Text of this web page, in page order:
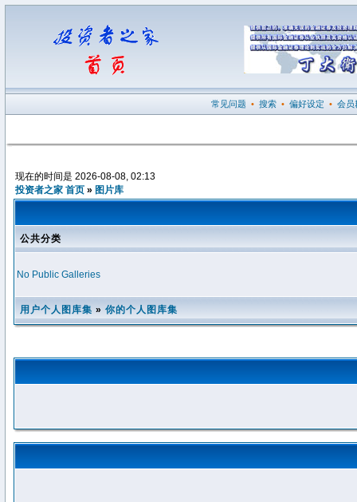
常见问题 • 搜索 • 偏好设定 • 会员
现在的时间是 2026-08-08, 02:13
投资者之家 首页 » 图片库
公共分类
No Public Galleries
用户个人图库集 » 你的个人图库集